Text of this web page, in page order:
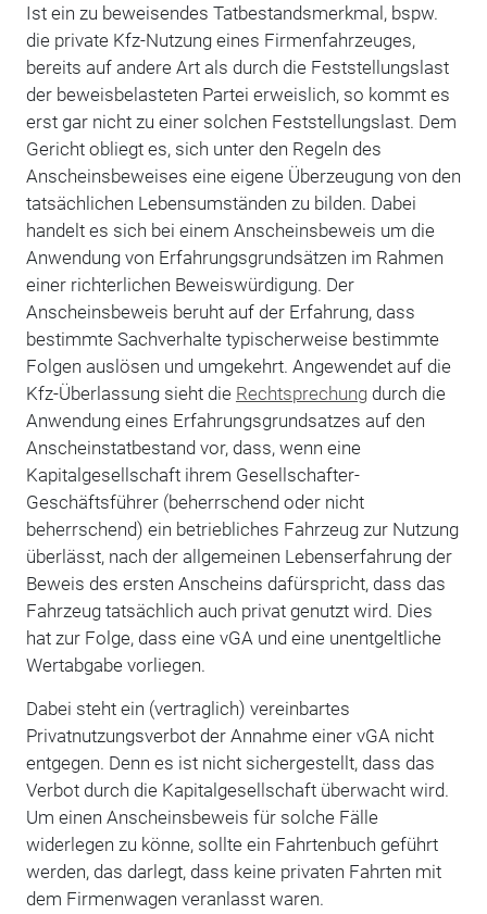
Ist ein zu beweisendes Tatbestandsmerkmal, bspw.
die private Kfz-Nutzung eines Firmenfahrzeuges,
bereits auf andere Art als durch die Feststellungslast
der beweisbelasteten Partei erweislich, so kommt es
erst gar nicht zu einer solchen Feststellungslast. Dem
Gericht obliegt es, sich unter den Regeln des
Anscheinsbeweises eine eigene Überzeugung von den
tatsächlichen Lebensumständen zu bilden. Dabei
handelt es sich bei einem Anscheinsbeweis um die
Anwendung von Erfahrungsgrundsätzen im Rahmen
einer richterlichen Beweiswürdigung. Der
Anscheinsbeweis beruht auf der Erfahrung, dass
bestimmte Sachverhalte typischerweise bestimmte
Folgen auslösen und umgekehrt. Angewendet auf die
Kfz-Überlassung sieht die Rechtsprechungdurch die
Anwendung eines Erfahrungsgrundsatzes auf den
Anscheinstatbestand vor, dass, wenn eine
Kapitalgesellschaft ihrem Gesellschafter-
Geschäftsführer (beherrschend oder nicht
beherrschend) ein betriebliches Fahrzeug zur Nutzung
überlässt, nach der allgemeinen Lebenserfahrung der
Beweis des ersten Anscheins dafürspricht, dass das
Fahrzeug tatsächlich auch privat genutzt wird. Dies
hat zur Folge, dass eine vGA und eine unentgeltliche
Wertabgabe vorliegen.
Dabei steht ein (vertraglich) vereinbartes
Privatnutzungsverbot der Annahme einer vGA nicht
entgegen. Denn es ist nicht sichergestellt, dass das
Verbot durch die Kapitalgesellschaft überwacht wird.
Um einen Anscheinsbeweis für solche Fälle
widerlegen zu könne, sollte ein Fahrtenbuch geführt
werden, das darlegt, dass keine privaten Fahrten mit
dem Firmenwagen veranlasst waren.